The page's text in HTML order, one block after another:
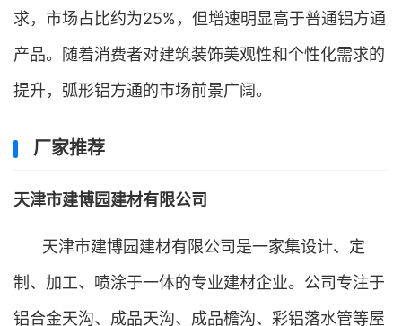
求，市场占比约为25%，但增速明显高于普通铝方通
产品。随着消费者对建筑装饰美观性和个性化需求的
提升，弧形铝方通的市场前景广阔。
厂家推荐
天津市建博园建材有限公司
天津市建博园建材有限公司是一家集设计、定
制、加工、喷涂于一体的专业建材企业。公司专注于
铝合金天沟、成品天沟、成品檐沟、彩铝落水管等屋